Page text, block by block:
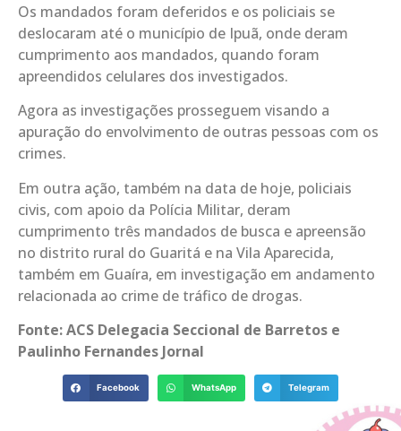
Os mandados foram deferidos e os policiais se
deslocaram até o município de Ipuã, onde deram
cumprimento aos mandados, quando foram
apreendidos celulares dos investigados.
Agora as investigações prosseguem visando a
apuração do envolvimento de outras pessoas com os
crimes.
Em outra ação, também na data de hoje, policiais
civis, com apoio da Polícia Militar, deram
cumprimento três mandados de busca e apreensão
no distrito rural do Guaritá e na Vila Aparecida,
também em Guaíra, em investigação em andamento
relacionada ao crime de tráfico de drogas.
Fonte: ACS Delegacia Seccional de Barretos e
Paulinho Fernandes Jornal
Facebook WhatsApp Telegram